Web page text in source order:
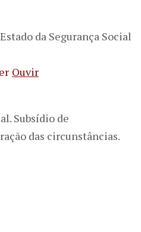
da Segurança Social
Ouvir
Subsídio de
das circunstâncias.